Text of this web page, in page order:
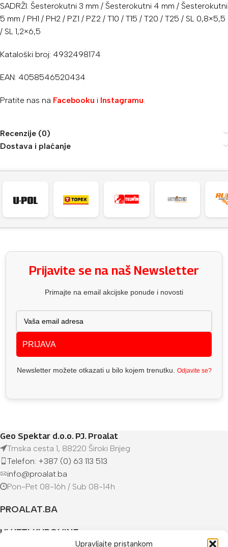
Upravljajte pristankom
SADRŽI: Šesterokutni 3 mm / Šesterokutni 4 mm / Šesterokutni
5 mm / PH1 / PH2 / PZ1 / PZ2 / T10 / T15 / T20 / T25 / SL 0,8×5,5
/ SL 1,2×6,5
Kataloški broj: 4932498174
EAN: 4058546520434
Pratite nas na Facebooku i Instagramu.
Recenzije (0)
Dostava i plaćanje
Prijavite se na naš Newsletter
Primajte na email akcijske ponude i novosti
PRIJAVA
Newsletter možete otkazati u bilo kojem trenutku. Odjavite se?
Geo Spektar d.o.o. PJ. Proalat
Trnska cesta 1, 88220 Široki Brijeg
Telefon: +387 (0) 63 113 513
info@proalat.ba
Pon-Pet 08-16h / Sub 08-14h
PROALAT.BA
UVJETI KUPOVINE